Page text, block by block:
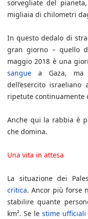
sorvegliate del
migliaia di chilometri
In questo dedalo di
gran giorno – quello
maggio 2018 è una
sangue a Gaza, ma
dell’esercito
ripetute continuamente
Anche qui la rabbia è
che domina.
Una vita in attesa
La situazione dei
critica. Ancor più forse
stabilire quante
km². Se lestime ufficiali